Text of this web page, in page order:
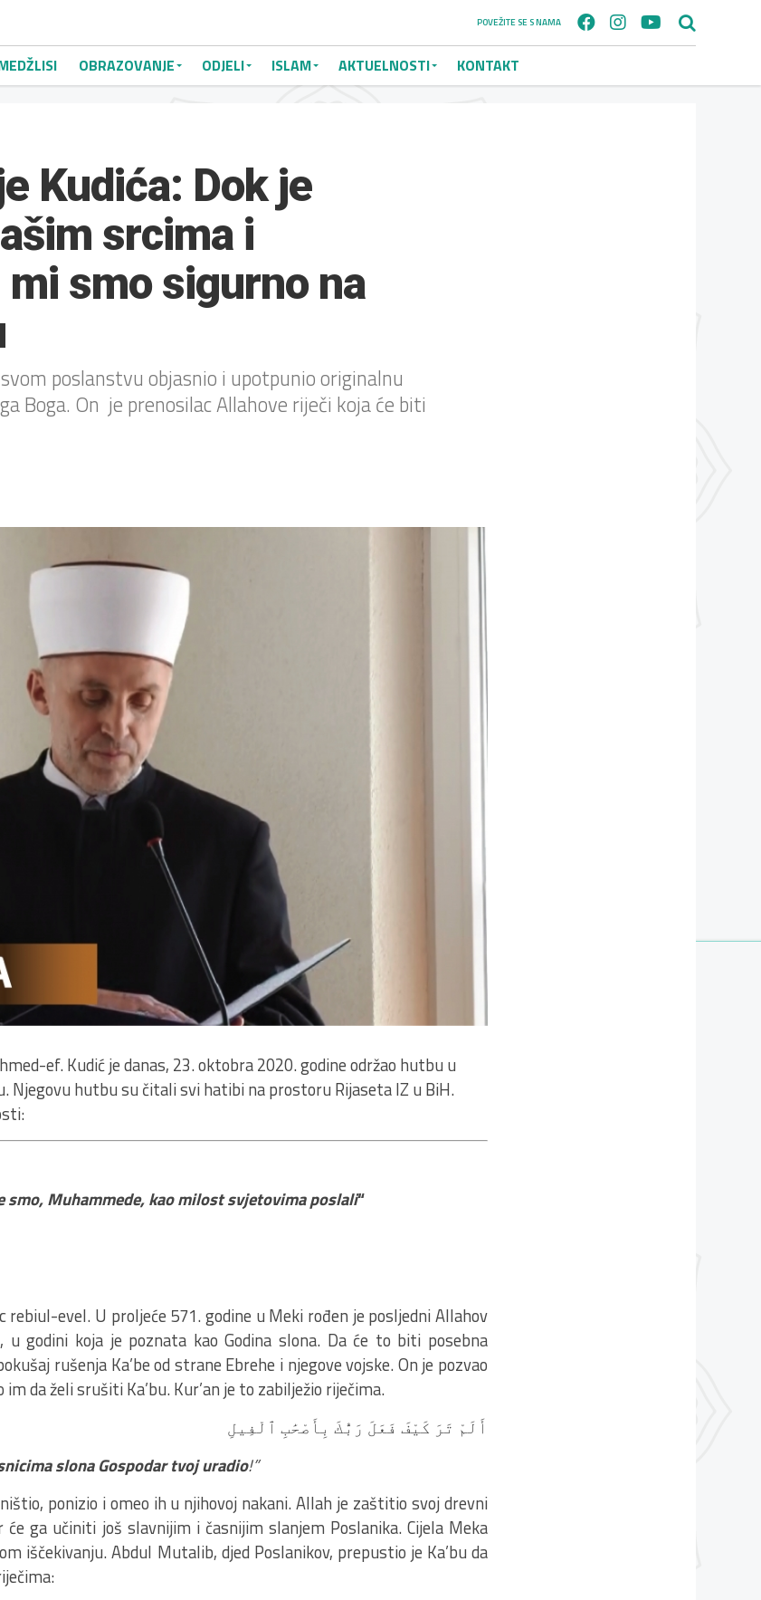
POVEŽITE SE S NAMA
OBRAZOVANJE ODJELI ISLAM AKTUELNOSTI KONTAKT
Kudića: Dok je
srcima i
smo sigurno na
poslanstvu objasnio i upotpunio originalnu
Boga. On je prenosilac Allahove riječi koja će biti
ef. Kudić je danas, 23. oktobra 2020. godine održao hutbu u
Njegovu hutbu su čitali svi hatibi na prostoru Rijaseta IZ u BiH.
smo, Muhammede, kao milost svjetovima poslali“
evel. U proljeće 571. godine u Meki rođen je posljedni Allahov
u godini koja je poznata kao Godina slona. Da će to biti posebna
rušenja Ka’be od strane Ebrehe i njegove vojske. On je pozvao
da želi srušiti Ka’bu. Kur’an je to zabilježio riječima.
أَلَمْ تَرَ كَيْفَ فَعَلَ رَبُّكَ بِأَصْحَٰبِ ٱلْفِيلِ
slona Gospodar tvoj uradio!”
ponizio i omeo ih u njihovoj nakani. Allah je zaštitio svoj drevni
ga učiniti još slavnijim i časnijim slanjem Poslanika. Cijela Meka
iščekivanju. Abdul Mutalib, djed Poslanikov, prepustio je Ka’bu da